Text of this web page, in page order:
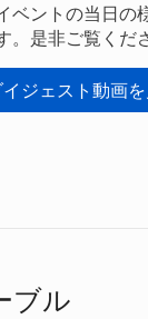
ベントの当日の
。是非ご覧くだ
イジェスト動画
ブル